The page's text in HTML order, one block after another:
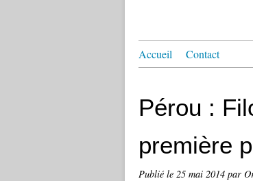
Accueil Contact
Pérou :
première
Publié le 25 mai 2014 par